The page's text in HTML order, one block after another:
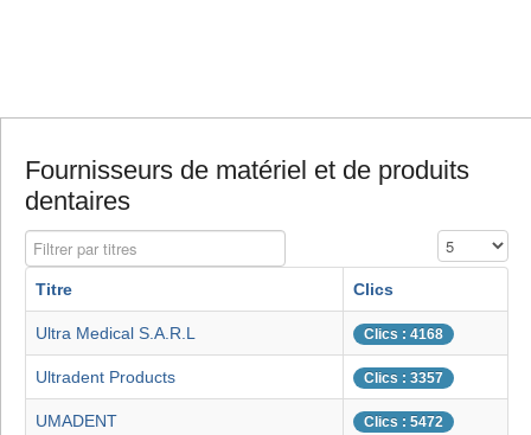
Fournisseurs de matériel et de produits
dentaires
Filtrer par titres Affichage #
Titre Clics
Ultra Medical S.A.R.L Clics : 4168
Ultradent Products Clics : 3357
UMADENT Clics : 5472